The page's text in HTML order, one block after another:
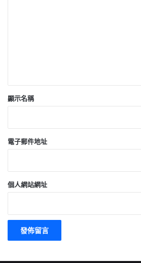
顯示名稱
電子郵件地址
個人網站網址